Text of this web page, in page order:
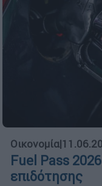
Οικονομία|
Fuel Pass
επιδότησης